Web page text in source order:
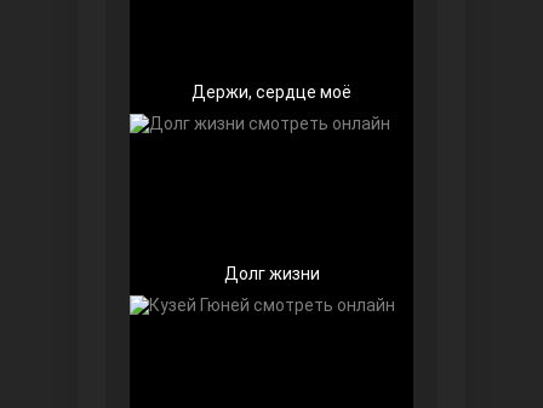
Девушка за стеклом
Держи, сердце моё
Долг жизни